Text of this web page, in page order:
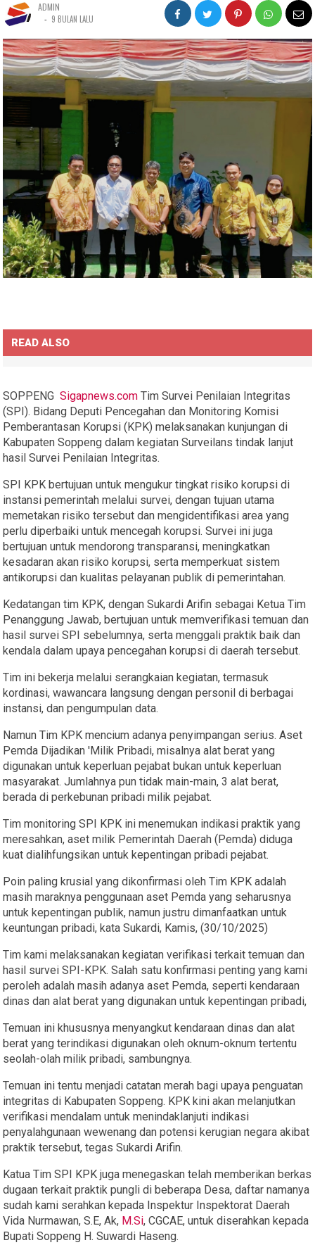
ADMIN
- 9 BULAN LALU
READ ALSO
SOPPENGSigapnews.com Tim Survei Penilaian Integritas
(SPI). Bidang Deputi Pencegahan dan Monitoring Komisi
Pemberantasan Korupsi (KPK) melaksanakan kunjungan di
Kabupaten Soppeng dalam kegiatan Surveilans tindak lanjut
hasil Survei Penilaian Integritas.
SPI KPK bertujuan untuk mengukur tingkat risiko korupsi di
instansi pemerintah melalui survei, dengan tujuan utama
memetakan risiko tersebut dan mengidentifikasi area yang
perlu diperbaiki untuk mencegah korupsi. Survei ini juga
bertujuan untuk mendorong transparansi, meningkatkan
kesadaran akan risiko korupsi, serta memperkuat sistem
antikorupsi dan kualitas pelayanan publik di pemerintahan.
Kedatangan tim KPK, dengan Sukardi Arifin sebagai Ketua Tim
Penanggung Jawab, bertujuan untuk memverifikasi temuan dan
hasil survei SPI sebelumnya, serta menggali praktik baik dan
kendala dalam upaya pencegahan korupsi di daerah tersebut.
Tim ini bekerja melalui serangkaian kegiatan, termasuk
kordinasi, wawancara langsung dengan personil di berbagai
instansi, dan pengumpulan data.
Namun Tim KPK mencium adanya penyimpangan serius. Aset
Pemda Dijadikan 'Milik Pribadi, misalnya alat berat yang
digunakan untuk keperluan pejabat bukan untuk keperluan
masyarakat. Jumlahnya pun tidak main-main, 3 alat berat,
berada di perkebunan pribadi milik pejabat.
Tim monitoring SPI KPK ini menemukan indikasi praktik yang
meresahkan, aset milik Pemerintah Daerah (Pemda) diduga
kuat dialihfungsikan untuk kepentingan pribadi pejabat.
Poin paling krusial yang dikonfirmasi oleh Tim KPK adalah
masih maraknya penggunaan aset Pemda yang seharusnya
untuk kepentingan publik, namun justru dimanfaatkan untuk
keuntungan pribadi, kata Sukardi, Kamis, (30/10/2025)
Tim kami melaksanakan kegiatan verifikasi terkait temuan dan
hasil survei SPI-KPK. Salah satu konfirmasi penting yang kami
peroleh adalah masih adanya aset Pemda, seperti kendaraan
dinas dan alat berat yang digunakan untuk kepentingan pribadi,
Temuan ini khususnya menyangkut kendaraan dinas dan alat
berat yang terindikasi digunakan oleh oknum-oknum tertentu
seolah-olah milik pribadi, sambungnya.
Temuan ini tentu menjadi catatan merah bagi upaya penguatan
integritas di Kabupaten Soppeng. KPK kini akan melanjutkan
verifikasi mendalam untuk menindaklanjuti indikasi
penyalahgunaan wewenang dan potensi kerugian negara akibat
praktik tersebut, tegas Sukardi Arifin.
Katua Tim SPI KPK juga menegaskan telah memberikan berkas
dugaan terkait praktik pungli di beberapa Desa, daftar namanya
sudah kami serahkan kepada Inspektur Inspektorat Daerah
Vida Nurmawan, S.E, Ak, M.Si, CGCAE, untuk diserahkan kepada
Bupati Soppeng H. Suwardi Haseng.